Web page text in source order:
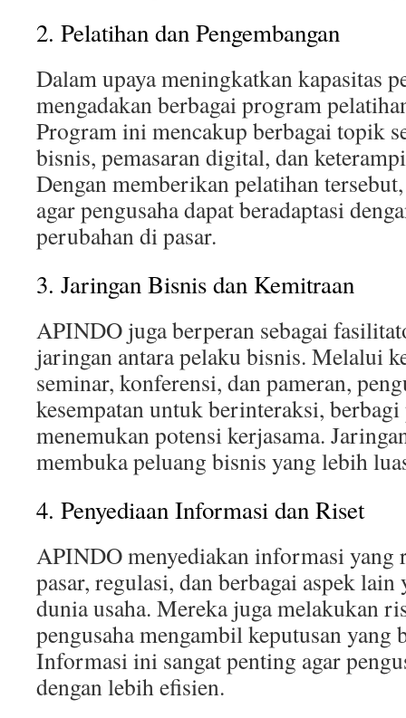
2. Pelatihan dan Pengembangan
Dalam upaya meningkatkan kapasitas
mengadakan berbagai program
Program ini mencakup berbagai topik
bisnis, pemasaran digital, dan
Dengan memberikan pelatihan
agar pengusaha dapat beradaptasi
perubahan di pasar.
3. Jaringan Bisnis dan Kemitraan
APINDO juga berperan sebagai
jaringan antara pelaku bisnis. Melalui
seminar, konferensi, dan pameran,
kesempatan untuk berinteraksi, berbagi
menemukan potensi kerjasama.
membuka peluang bisnis yang lebih
4. Penyediaan Informasi dan Riset
APINDO menyediakan informasi yang
pasar, regulasi, dan berbagai aspek
dunia usaha. Mereka juga melakukan
pengusaha mengambil keputusan yang
Informasi ini sangat penting agar
dengan lebih efisien.